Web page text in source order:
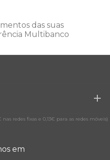
das suas
Multibanco
redes fixas e 0,13€ para as redes móveis)
em